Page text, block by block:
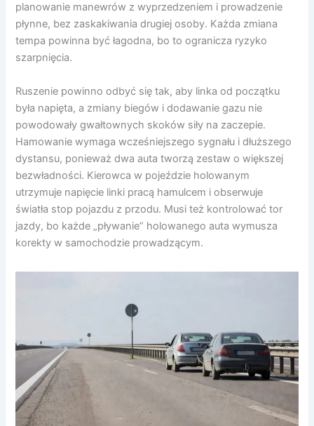
planowanie manewrów z wyprzedzeniem i prowadzenie
płynne, bez zaskakiwania drugiej osoby. Każda zmiana
tempa powinna być łagodna, bo to ogranicza ryzyko
szarpnięcia.
Ruszenie powinno odbyć się tak, aby linka od początku
była napięta, a zmiany biegów i dodawanie gazu nie
powodowały gwałtownych skoków siły na zaczepie.
Hamowanie wymaga wcześniejszego sygnału i dłuższego
dystansu, ponieważ dwa auta tworzą zestaw o większej
bezwładności. Kierowca w pojeździe holowanym
utrzymuje napięcie linki pracą hamulcem i obserwuje
światła stop pojazdu z przodu. Musi też kontrolować tor
jazdy, bo każde „pływanie” holowanego auta wymusza
korekty w samochodzie prowadzącym.